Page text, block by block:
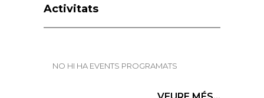
Activitats
NO HI HA EVENTS PROGRAMATS